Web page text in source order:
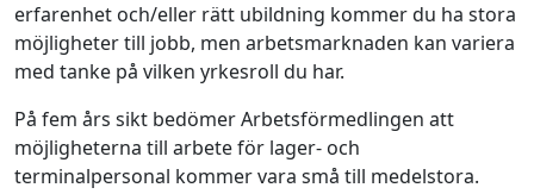
erfarenhet och/eller rätt ubildning kommer du ha stora
möjligheter till jobb, men arbetsmarknaden kan variera
med tanke på vilken yrkesroll du har.
På fem års sikt bedömer Arbetsförmedlingen att
möjligheterna till arbete för lager- och
terminalpersonal kommer vara små till medelstora.